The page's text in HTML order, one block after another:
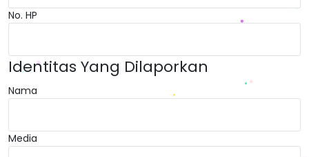
No. HP
Identitas Yang Dilaporkan
Nama
Media